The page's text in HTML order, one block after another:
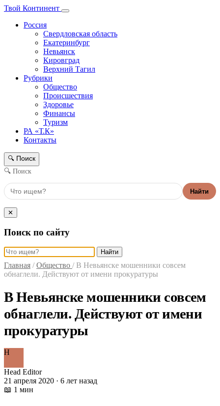
Твой Континент
Россия
Свердловская область
Екатеринбург
Невьянск
Кировград
Верхний Тагил
Рубрики
Общество
Происшествия
Здоровье
Финансы
Туризм
РА «Т.К»
Контакты
🔍 Поиск
🔍 Поиск
Найти
✕
Поиск по сайту
Найти
Главная / Общество / В Невьянске мошенники совсем
обнаглели. Действуют от имени прокуратуры
В Невьянске мошенники совсем
обнаглели. Действуют от имени
прокуратуры
H
Head Editor
21 апреля 2020 · 6 лет назад
📖 1 мин